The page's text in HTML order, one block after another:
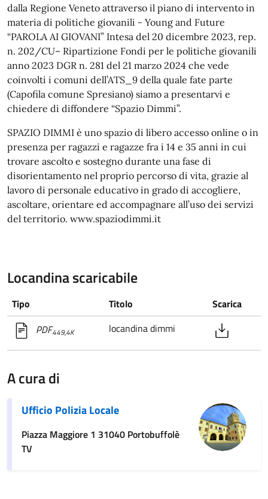
dalla Regione Veneto attraverso il piano di intervento in
materia di politiche giovanili - Young and Future
“PAROLA AI GIOVANI” Intesa del 20 dicembre 2023, rep.
n. 202/CU– Ripartizione Fondi per le politiche giovanili
anno 2023 DGR n. 281 del 21 marzo 2024 che vede
coinvolti i comuni dell’ATS_9 della quale fate parte
(Capofila comune Spresiano) siamo a presentarvi e
chiedere di diffondere “Spazio Dimmi”.
SPAZIO DIMMI è uno spazio di libero accesso online o in
presenza per ragazzi e ragazze fra i 14 e 35 anni in cui
trovare ascolto e sostegno durante una fase di
disorientamento nel proprio percorso di vita, grazie al
lavoro di personale educativo in grado di accogliere,
ascoltare, orientare ed accompagnare all’uso dei servizi
del territorio. www.spaziodimmi.it
Locandina scaricabile
Tipo Titolo
Scarica
PDF449,4K locandina dimmi
A cura di
Ufficio Polizia Locale
Piazza Maggiore 1 31040 Portobuffolè
TV